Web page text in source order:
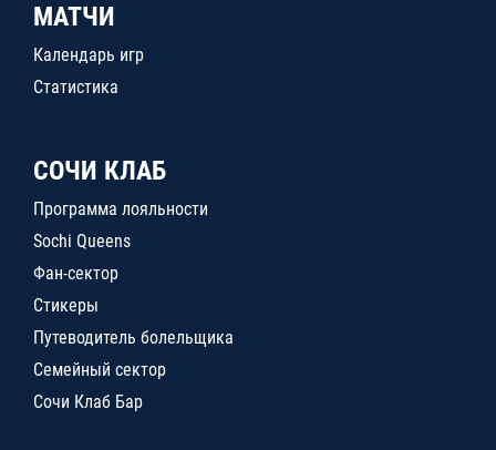
МАТЧИ
Календарь игр
Статистика
СОЧИ КЛАБ
Программа лояльности
Sochi Queens
Фан-сектор
Стикеры
Путеводитель болельщика
Семейный сектор
Сочи Клаб Бар